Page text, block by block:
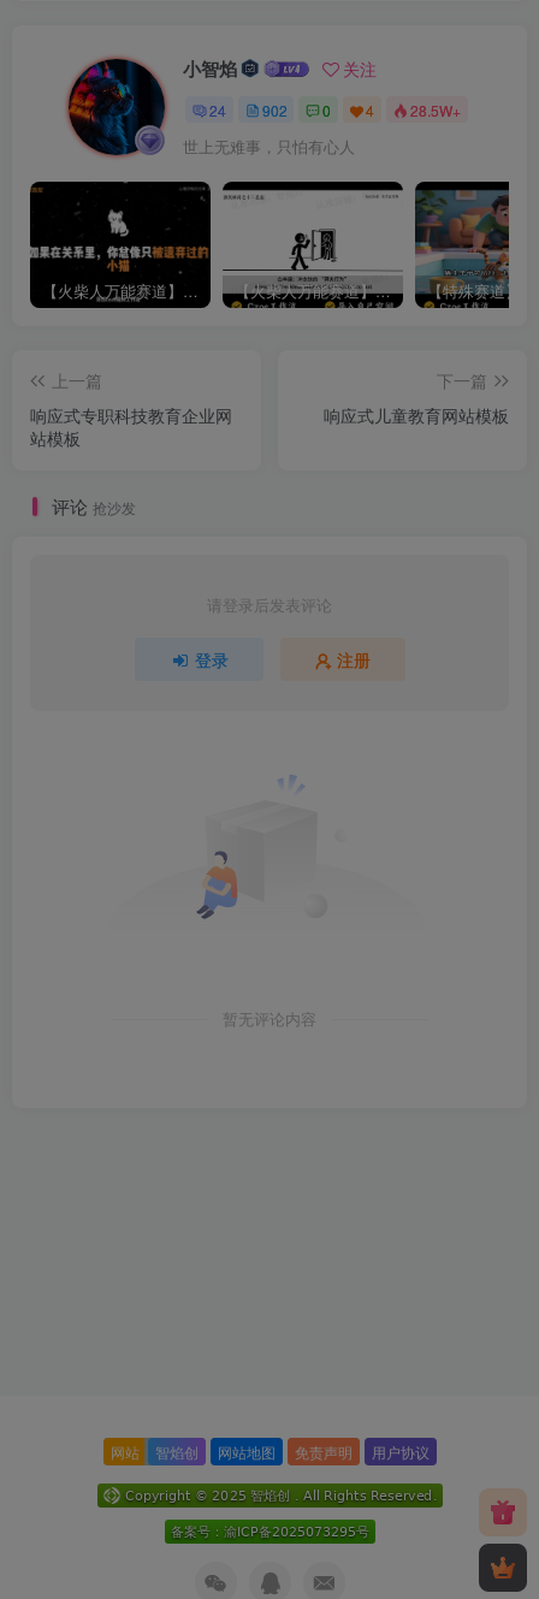
小智焰 关注
24 902 0 4 28.5W+
世上无难事，只怕有心人
【火柴人万能赛道】火柴人心理学插画讲解视频丨扣子工作流智能体搭建coze工作流 【火柴人万能赛道】火柴人心理学智能文案视频丨扣子工作流智能体搭建coze工作流
上一篇
响应式专职科技教育企业网
站模板
下一篇
响应式儿童教育网站模板
评论 抢沙发
请登录后发表评论
登录 注册
暂无评论内容
网站 智焰创 网站地图 免责声明 用户协议